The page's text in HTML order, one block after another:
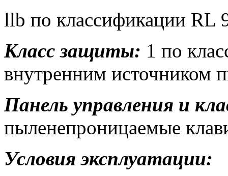
llb по классификации RL
Класс защиты: 1 по
внутренним источником
Панель управления и
пыленепроницаемые
Условия эксплуатации: